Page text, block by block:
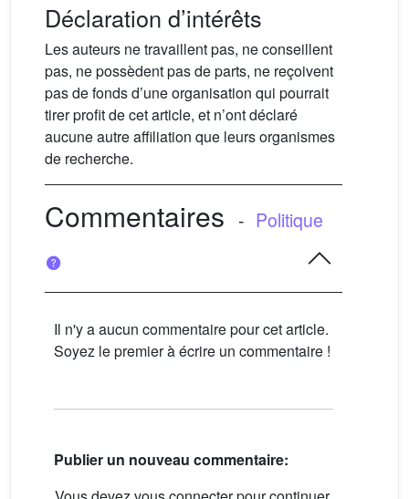
Déclaration d’intérêts
Les auteurs ne travaillent pas, ne conseillent
pas, ne possèdent pas de parts, ne reçoivent
pas de fonds d’une organisation qui pourrait
tirer profit de cet article, et n’ont déclaré
aucune autre affiliation que leurs organismes
de recherche.
Commentaires - Politique
Il n'y a aucun commentaire pour cet article.
Soyez le premier à écrire un commentaire !
Publier un nouveau commentaire: